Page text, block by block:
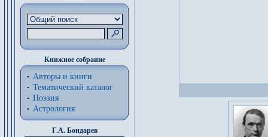
Книжное собрание
Авторы и книги
Тематический каталог
Поэзия
Астрология
Г.А. Бондарев